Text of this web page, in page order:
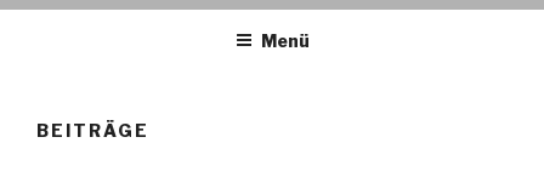
DIE LINKE. OV ESSLINGEN
Menü
BEITRÄGE